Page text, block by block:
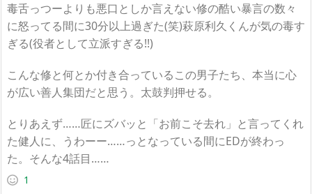
毒舌っつーよりも悪口としか言えない修の酷い暴言の数々
に怒ってる間に30分以上過ぎた(笑)萩原利久くんが気の毒す
ぎる(役者として立派すぎる!!)
こんな修と何とか付き合っているこの男子たち、本当に心
が広い善人集団だと思う。太鼓判押せる。
とりあえず……匠にズバッと「お前こそ去れ」と言ってくれ
た健人に、うわーー……っとなっている間にEDが終わっ
た。そんな4話目……
1